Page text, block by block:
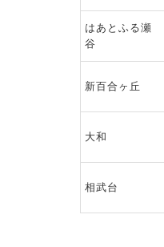
はあとふる瀬
谷
新百合ヶ丘
大和
相武台